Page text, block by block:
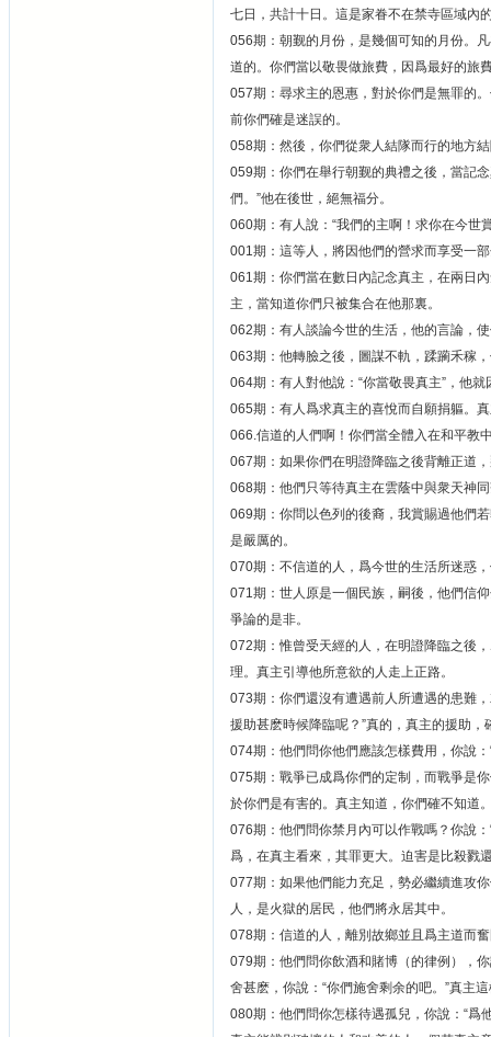
七日，共計十日。這是家眷不在禁寺區域內
056期：朝觐的月份，是幾個可知的月份。
道的。你們當以敬畏做旅費，因爲最好的旅
057期：尋求主的恩惠，對於你們是無罪的
前你們確是迷誤的。
058期：然後，你們從衆人結隊而行的地方
059期：你們在舉行朝觐的典禮之後，當記
們。”他在後世，絕無福分。
060期：有人說：“我們的主啊！求你在今世
001期：這等人，將因他們的營求而享受一
061期：你們當在數日內記念真主，在兩日
主，當知道你們只被集合在他那裏。
062期：有人談論今世的生活，他的言論，
063期：他轉臉之後，圖謀不軌，蹂躏禾稼
064期：有人對他說：“你當敬畏真主”，他
065期：有人爲求真主的喜悅而自願捐軀。
066.信道的人們啊！你們當全體入在和平教
067期：如果你們在明證降臨之後背離正道
068期：他們只等待真主在雲蔭中與衆天神
069期：你問以色列的後裔，我賞賜過他們
是嚴厲的。
070期：不信道的人，爲今世的生活所迷惑
071期：世人原是一個民族，嗣後，他們信
爭論的是非。
072期：惟曾受天經的人，在明證降臨之後
理。真主引導他所意欲的人走上正路。
073期：你們還沒有遭遇前人所遭遇的患難
援助甚麽時候降臨呢？”真的，真主的援助，
074期：他們問你他們應該怎樣費用，你說
075期：戰爭已成爲你們的定制，而戰爭是
於你們是有害的。真主知道，你們確不知道
076期：他們問你禁月內可以作戰嗎？你說
爲，在真主看來，其罪更大。迫害是比殺戮
077期：如果他們能力充足，勢必繼續進攻
人，是火獄的居民，他們將永居其中。
078期：信道的人，離別故鄉並且爲主道而
079期：他們問你飲酒和賭博（的律例），
舍甚麽，你說：“你們施舍剩余的吧。”真主
080期：他們問你怎樣待遇孤兒，你說：“爲